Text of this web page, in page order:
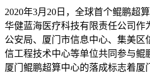
2020年3月20日，全球首个鲲鹏超
华健蓝海医疗科技有限责任公司作
公安局、厦门市信息中心、集美区
信工程技术中心等单位共同参与鲲
厦门鲲鹏超算中心的落成标志着厦